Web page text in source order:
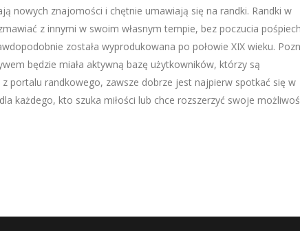
nowych znajomości i chętnie umawiają się na randki. Randki w
z innymi w swoim własnym tempie, bez poczucia
została wyprodukowana po połowie XIX wieku.
będzie miała aktywną bazę użytkowników, którzy są
portalu randkowego, zawsze dobrze jest najpierw spotkać się w
każdego, kto szuka miłości lub chce rozszerzyć swoje